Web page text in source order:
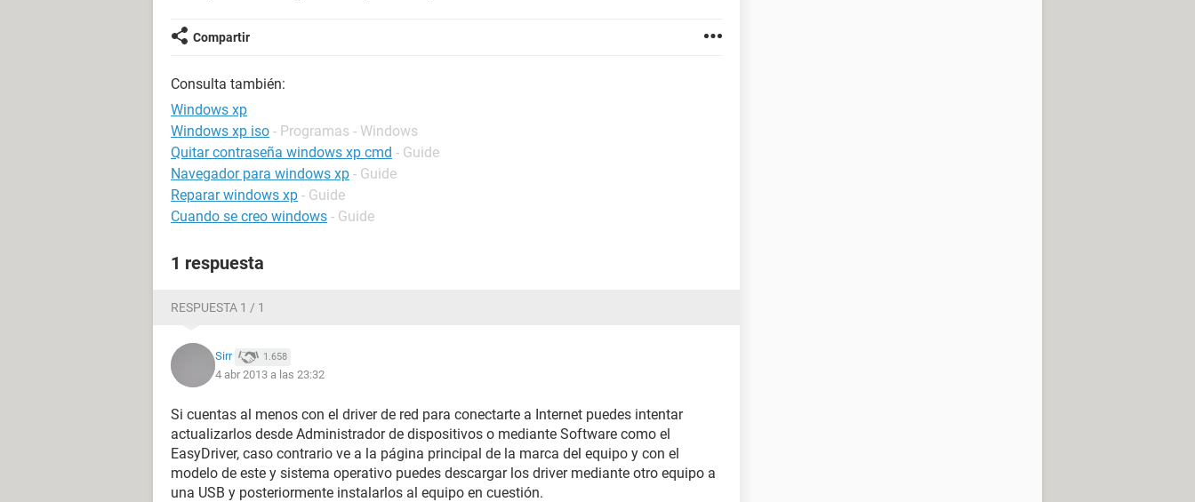
Compartir
Consulta también:
Windows xp
Windows xp iso - Programas - Windows
Quitar contraseña windows xp cmd - Guide
Navegador para windows xp - Guide
Reparar windows xp - Guide
Cuando se creo windows - Guide
1 respuesta
RESPUESTA 1 / 1
Sirr 1.658
4 abr 2013 a las 23:32
Si cuentas al menos con el driver de red para conectarte a Internet puedes intentar
actualizarlos desde Administrador de dispositivos o mediante Software como el
EasyDriver, caso contrario ve a la página principal de la marca del equipo y con el
modelo de este y sistema operativo puedes descargar los driver mediante otro equipo a
una USB y posteriormente instalarlos al equipo en cuestión.